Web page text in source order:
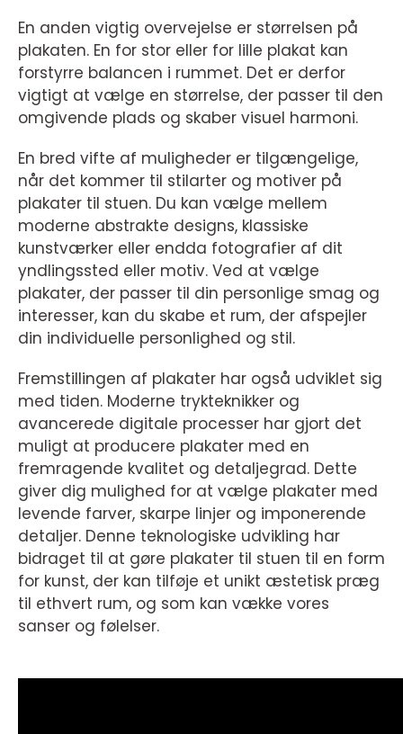
En anden vigtig overvejelse er størrelsen på
plakaten. En for stor eller for lille plakat kan
forstyrre balancen i rummet. Det er derfor
vigtigt at vælge en størrelse, der passer til den
omgivende plads og skaber visuel harmoni.
En bred vifte af muligheder er tilgængelige,
når det kommer til stilarter og motiver på
plakater til stuen. Du kan vælge mellem
moderne abstrakte designs, klassiske
kunstværker eller endda fotografier af dit
yndlingssted eller motiv. Ved at vælge
plakater, der passer til din personlige smag og
interesser, kan du skabe et rum, der afspejler
din individuelle personlighed og stil.
Fremstillingen af plakater har også udviklet sig
med tiden. Moderne trykteknikker og
avancerede digitale processer har gjort det
muligt at producere plakater med en
fremragende kvalitet og detaljegrad. Dette
giver dig mulighed for at vælge plakater med
levende farver, skarpe linjer og imponerende
detaljer. Denne teknologiske udvikling har
bidraget til at gøre plakater til stuen til en form
for kunst, der kan tilføje et unikt æstetisk præg
til ethvert rum, og som kan vække vores
sanser og følelser.